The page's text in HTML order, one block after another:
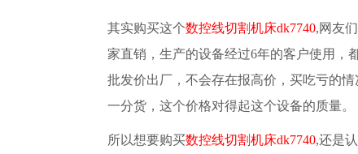
其实购买这个数控线切割机床dk7740,网友
家直销，生产的设备经过6年的客户使用，
批发价出厂，不会存在报高价，买吃亏的
一分货，这个价格对得起这个设备的质量。
所以想要购买数控线切割机床dk7740,还是